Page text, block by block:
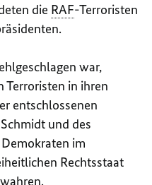
die RAF-Terroristen
war,
Terroristen in ihren
entschlossenen
und des
im
Rechtsstaat